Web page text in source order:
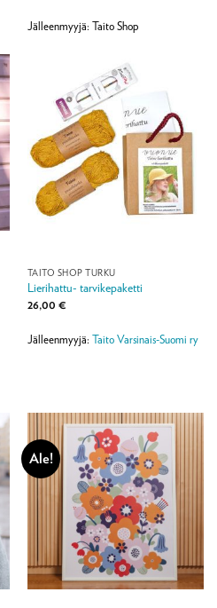
Jälleenmyyjä: Taito Shop
TAITO SHOP TURKU
Lierihattu- tarvikepaketti
26,00 €
Jälleenmyyjä: Taito Varsinais-Suomi ry
Ale!